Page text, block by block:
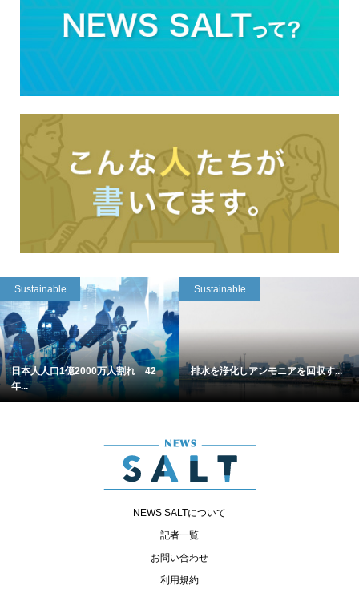
Sustainable
日本人人口1億2000万人割れ 42
年...
Sustainable
排水を浄化しアンモニアを回収す...
NEWS SALTについて
記者一覧
お問い合わせ
利用規約